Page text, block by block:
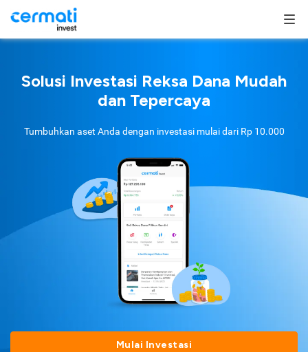
Solusi Investasi Reksa Dana Mudah
dan Tepercaya
Tumbuhkan aset Anda dengan investasi mulai dari Rp 10.000
Mulai Investasi